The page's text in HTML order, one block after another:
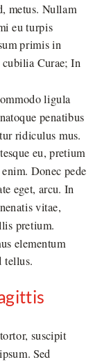
metus. Nullam
eu turpis
primis in
Curae; In
ligula
penatibus
ridiculus mus.
eu, pretium
Donec pede
eget, arcu. In
vitae,
pretium.
elementum
tellus.
suscipit
Sed